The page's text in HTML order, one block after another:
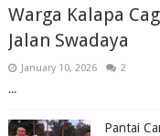
Warga Kalapa
Jalan Swadaya
January 10, 2026 2
...
Pantai